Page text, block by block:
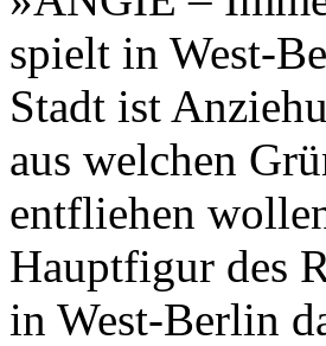
spielt in West-
Stadt ist
aus welchen
entfliehen
Hauptfigur des
in West-Berlin